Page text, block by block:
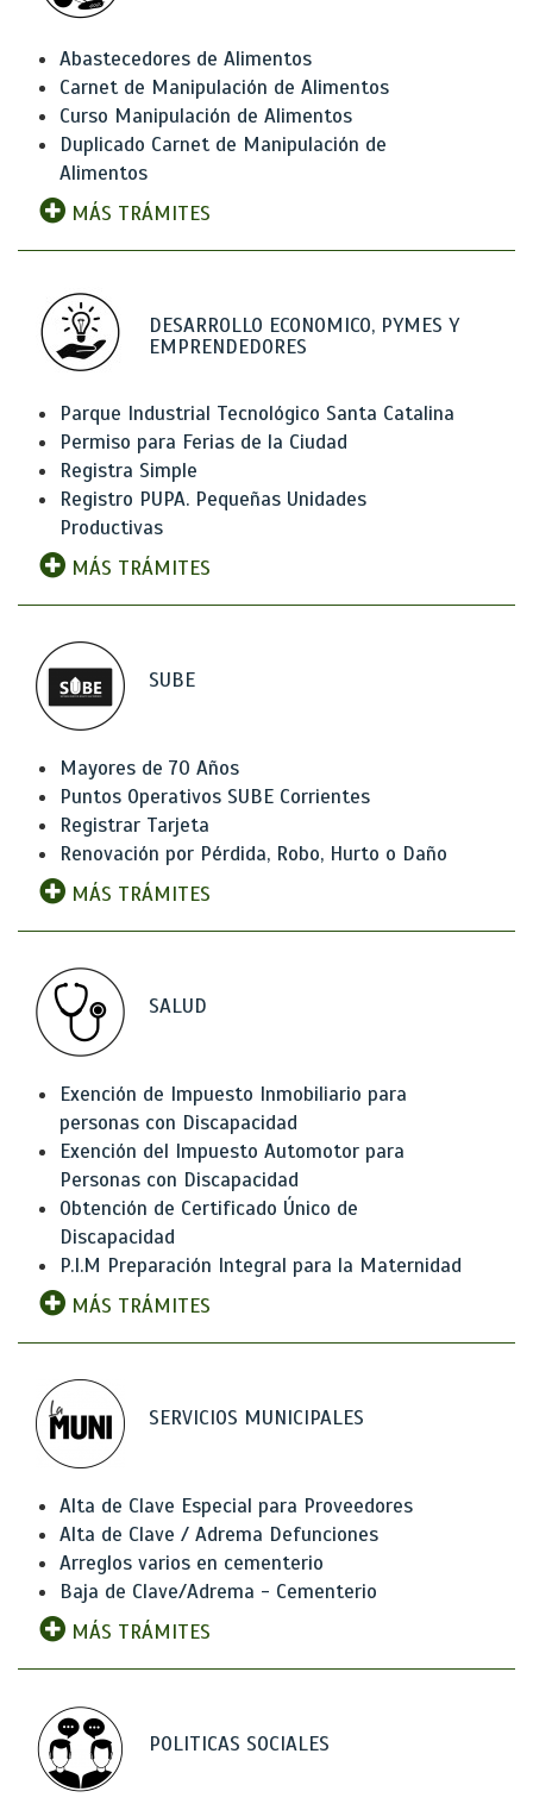
Abastecedores de Alimentos
Carnet de Manipulación de Alimentos
Curso Manipulación de Alimentos
Duplicado Carnet de Manipulación de
Alimentos
MÁS TRÁMITES
DESARROLLO ECONOMICO, PYMES Y
EMPRENDEDORES
Parque Industrial Tecnológico Santa Catalina
Permiso para Ferias de la Ciudad
Registra Simple
Registro PUPA. Pequeñas Unidades
Productivas
MÁS TRÁMITES
SUBE
Mayores de 70 Años
Puntos Operativos SUBE Corrientes
Registrar Tarjeta
Renovación por Pérdida, Robo, Hurto o Daño
MÁS TRÁMITES
SALUD
Exención de Impuesto Inmobiliario para
personas con Discapacidad
Exención del Impuesto Automotor para
Personas con Discapacidad
Obtención de Certificado Único de
Discapacidad
P.I.M Preparación Integral para la Maternidad
MÁS TRÁMITES
SERVICIOS MUNICIPALES
Alta de Clave Especial para Proveedores
Alta de Clave / Adrema Defunciones
Arreglos varios en cementerio
Baja de Clave/Adrema - Cementerio
MÁS TRÁMITES
POLITICAS SOCIALES